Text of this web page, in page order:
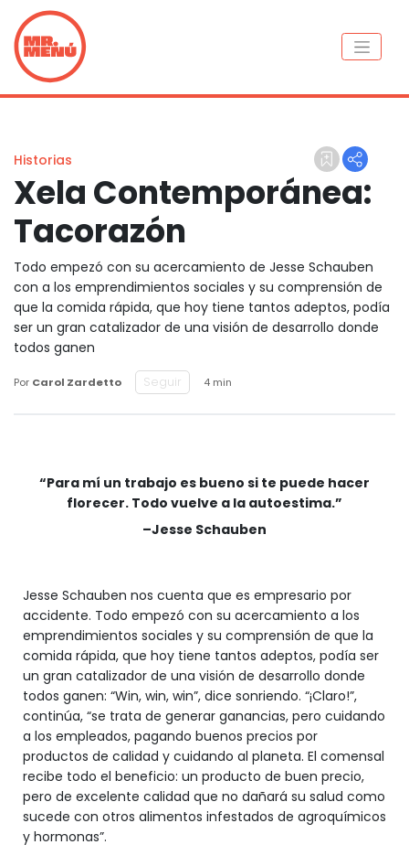
Historias
Xela Contemporánea:
Tacorazón
Todo empezó con su acercamiento de Jesse Schauben
con a los emprendimientos sociales y su comprensión de
que la comida rápida, que hoy tiene tantos adeptos, podía
ser un gran catalizador de una visión de desarrollo donde
todos ganen
Por Carol Zardetto Seguir 4 min
“Para mí un trabajo es bueno si te puede hacer
florecer. Todo vuelve a la autoestima.”
–Jesse Schauben
Jesse Schauben nos cuenta que es empresario por
accidente. Todo empezó con su acercamiento a los
emprendimientos sociales y su comprensión de que la
comida rápida, que hoy tiene tantos adeptos, podía ser
un gran catalizador de una visión de desarrollo donde
todos ganen: “Win, win, win”, dice sonriendo. “¡Claro!”,
continúa, “se trata de generar ganancias, pero cuidando
a los empleados, pagando buenos precios por
productos de calidad y cuidando al planeta. El comensal
recibe todo el beneficio: un producto de buen precio,
pero de excelente calidad que no dañará su salud como
sucede con otros alimentos infestados de agroquímicos
y hormonas”.